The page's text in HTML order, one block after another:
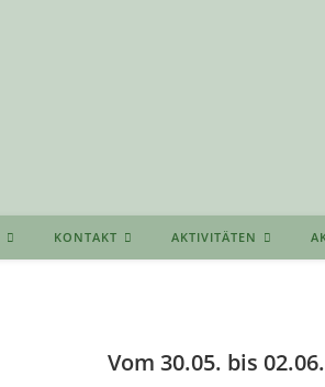
KONTAKT AKTIVITÄTEN
Vom 30.05. bis